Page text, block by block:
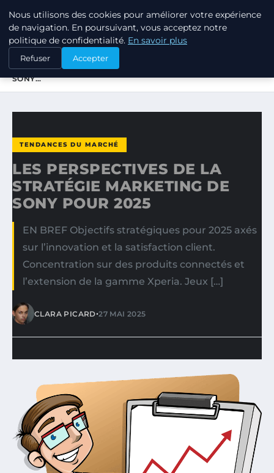
TUEZ-LES TOUS
ACCUEIL
TENDANCES DU MARCHÉ
LES PERSPECTIVES DE LA STRATÉGIE MARKETING DE
SONY…
TENDANCES DU MARCHÉ
LES PERSPECTIVES DE LA
STRATÉGIE MARKETING DE
SONY POUR 2025
EN BREF Objectifs stratégiques pour 2025 axés
sur l’innovation et la satisfaction client.
Concentration sur des produits connectés et
l’extension de la gamme Xperia. Jeux […]
CLARA PICARD•27 MAI 2025
Nous utilisons des cookies pour améliorer votre expérience
de navigation. En poursuivant, vous acceptez notre
politique de confidentialité. En savoir plus
Refuser Accepter